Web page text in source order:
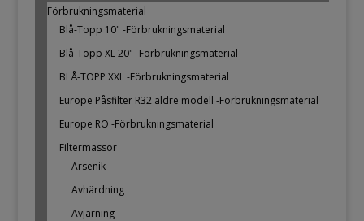
Förbrukningsmaterial
Blå-Topp 10" -Förbrukningsmaterial
Blå-Topp XL 20" -Förbrukningsmaterial
BLÅ-TOPP XXL -Förbrukningsmaterial
Europe Påsfilter R32 äldre modell -Förbrukningsmaterial
Europe RO -Förbrukningsmaterial
Filtermassor
Arsenik
Avhärdning
Avjärning